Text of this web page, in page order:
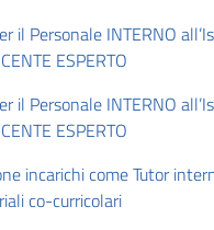
il Personale INTERNO
ESPERTO
il Personale INTERNO
ESPERTO
incarichi come Tutor
co-curricolari